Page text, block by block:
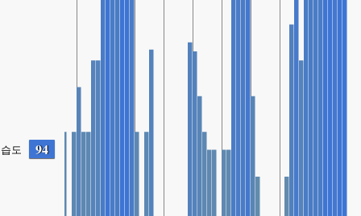
습도 94